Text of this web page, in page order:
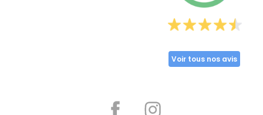
Voir tous nos avis